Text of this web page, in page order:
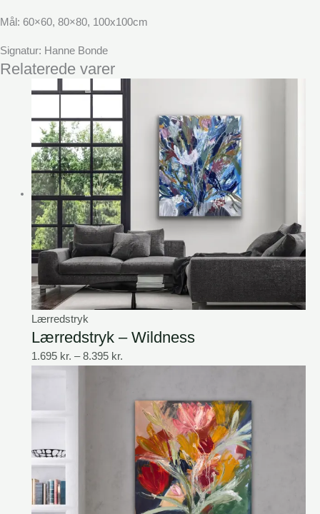
Mål: 60×60, 80×80, 100x100cm
Signatur: Hanne Bonde
Relaterede varer
Lærredstryk
Lærredstryk – Wildness
1.695 kr. – 8.395 kr.